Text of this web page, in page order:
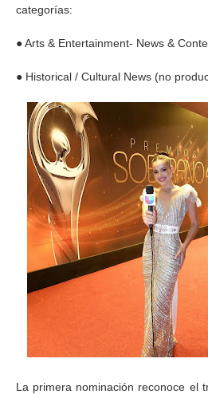
categorías:
● Arts & Entertainment- News &
● Historical / Cultural News (no
La primera nominación reconoce el